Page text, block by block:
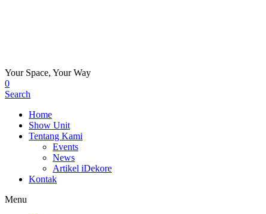
Your Space, Your Way
0
Search
Home
Show Unit
Tentang Kami
Events
News
Artikel iDekore
Kontak
Menu